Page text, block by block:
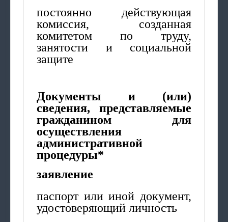
постоянно действующая
комиссия, созданная
комитетом по труду,
занятости и социальной
защите
Документы и (или)
сведения, представляемые
гражданином для
осуществления
административной
процедуры*
заявление
паспорт или иной документ,
удостоверяющий личность